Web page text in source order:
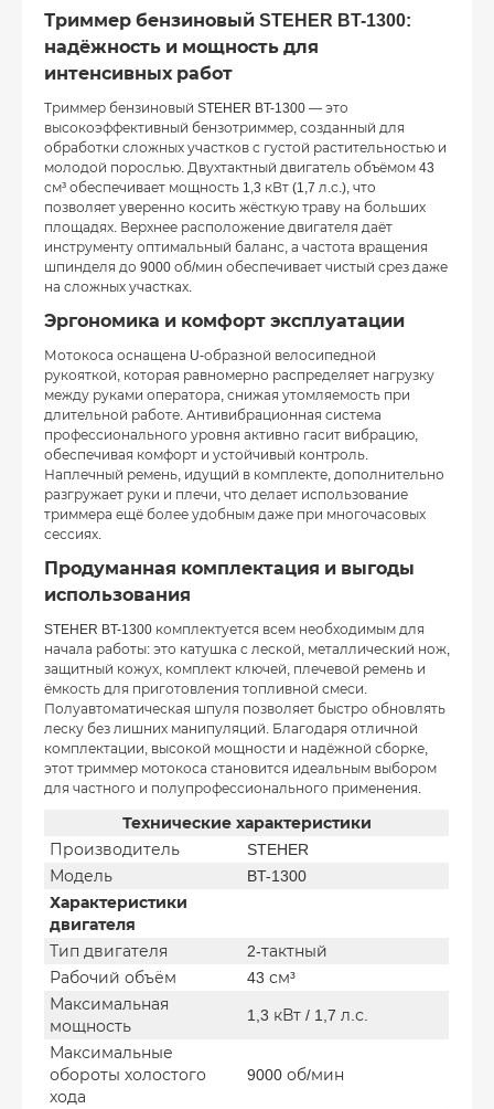
Триммер бензиновый STEHER BT-1300:
надёжность и мощность для
интенсивных работ
Триммер бензиновый STEHER BT-1300 — это
высокоэффективный бензотриммер, созданный для
обработки сложных участков с густой растительностью и
молодой порослью. Двухтактный двигатель объёмом 43
см³ обеспечивает мощность 1,3 кВт (1,7 л.с.), что
позволяет уверенно косить жёсткую траву на больших
площадях. Верхнее расположение двигателя даёт
инструменту оптимальный баланс, а частота вращения
шпинделя до 9000 об/мин обеспечивает чистый срез даже
на сложных участках.
Эргономика и комфорт эксплуатации
Мотокоса оснащена U-образной велосипедной
рукояткой, которая равномерно распределяет нагрузку
между руками оператора, снижая утомляемость при
длительной работе. Антивибрационная система
профессионального уровня активно гасит вибрацию,
обеспечивая комфорт и устойчивый контроль.
Наплечный ремень, идущий в комплекте, дополнительно
разгружает руки и плечи, что делает использование
триммера ещё более удобным даже при многочасовых
сессиях.
Продуманная комплектация и выгоды
использования
STEHER BT-1300 комплектуется всем необходимым для
начала работы: это катушка с леской, металлический нож,
защитный кожух, комплект ключей, плечевой ремень и
ёмкость для приготовления топливной смеси.
Полуавтоматическая шпуля позволяет быстро обновлять
леску без лишних манипуляций. Благодаря отличной
комплектации, высокой мощности и надёжной сборке,
этот триммер мотокоса становится идеальным выбором
для частного и полупрофессионального применения.
Технические характеристики
Производитель
STEHER
Модель
BT-1300
Характеристики
двигателя
Тип двигателя
2-тактный
Рабочий объём
43 см³
Максимальная
мощность
1,3 кВт / 1,7 л.с.
Максимальные
обороты холостого
хода
9000 об/мин